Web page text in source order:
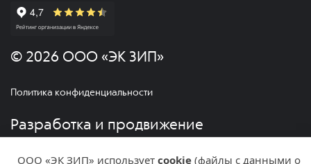
© 2026 ООО «ЭК ЗИП»
Политика конфиденциальности
Разработка и продвижение
ООО «ЭК ЗИП» использует cookie(файлы с данными о